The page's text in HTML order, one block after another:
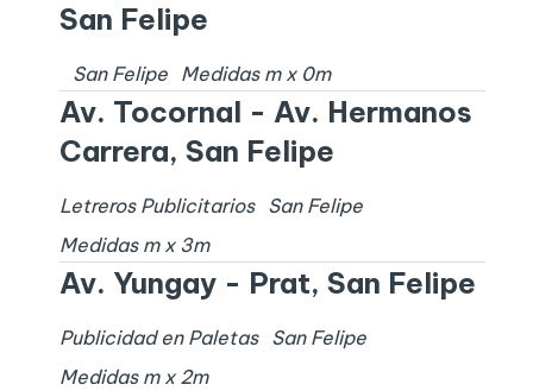
San Felipe
San Felipe Medidas m x 0m
Av. Tocornal - Av. Hermanos
Carrera, San Felipe
Letreros Publicitarios
San Felipe
Medidas m x 3m
Av. Yungay - Prat, San Felipe
Publicidad en Paletas
San Felipe
Medidas m x 2m